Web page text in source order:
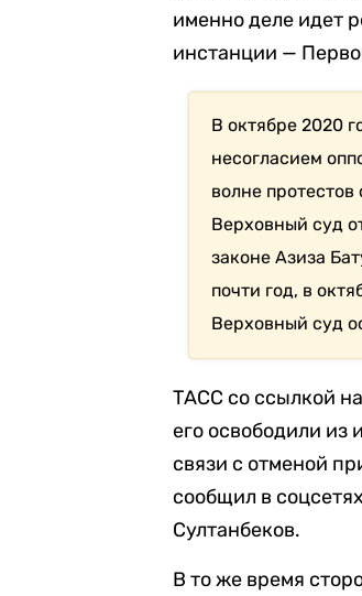
именно деле идет
инстанции —
В октябре 2020
несогласием
волне
Верховный суд
законе Азиза
почти год, в
Верховный суд
ТАСС со ссылкой
его освободили из
связи с отменой
сообщил в
Султанбеков.
В то же время